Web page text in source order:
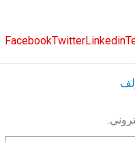
FacebookTwitterLinkedin